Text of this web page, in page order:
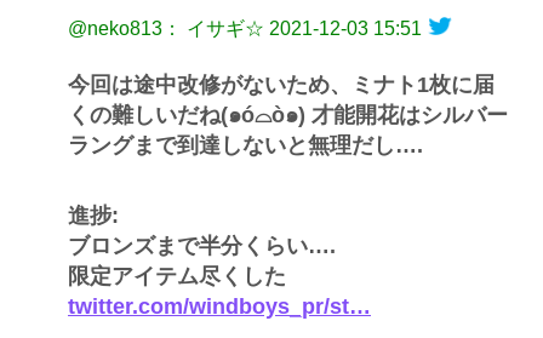
@neko813： イサギ☆ 2021-12-03 15:51
今回は途中改修がないため、ミナト1枚に届
くの難しいだね(๑ó⌓ò๑) 才能開花はシルバー
ラングまで到達しないと無理だし….
進捗:
ブロンズまで半分くらい….
限定アイテム尽くした
twitter.com/windboys_pr/st…